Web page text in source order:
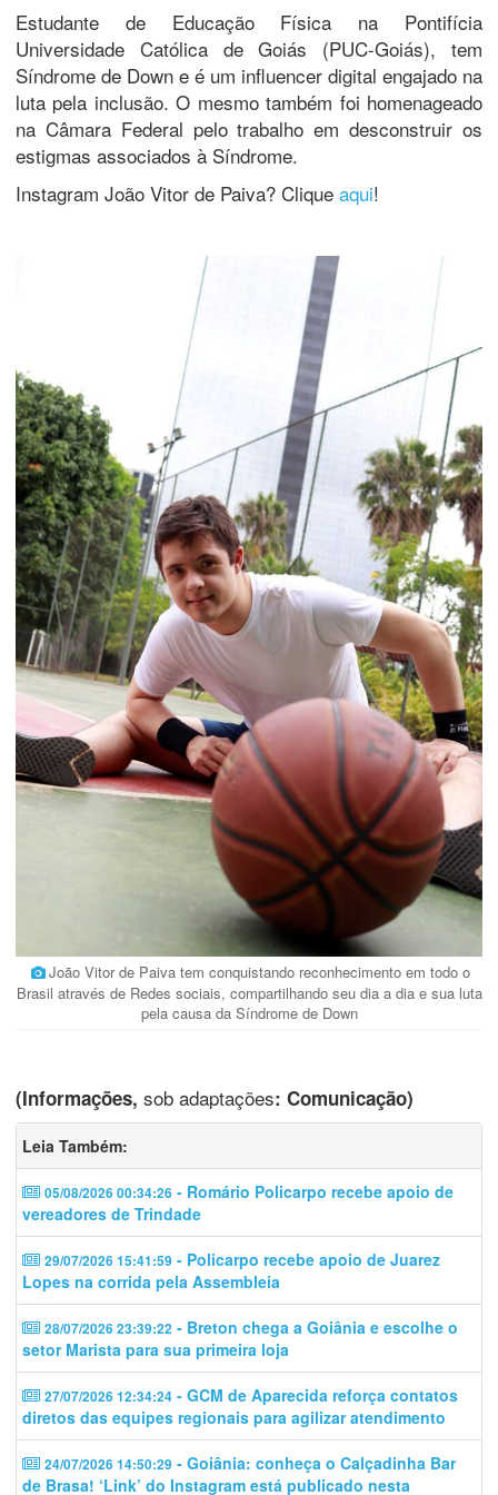
Estudante de Educação Física na Pontifícia
Universidade Católica de Goiás (PUC-Goiás), tem
Síndrome de Down e é um influencer digital engajado na
luta pela inclusão. O mesmo também foi homenageado
na Câmara Federal pelo trabalho em desconstruir os
estigmas associados à Síndrome.
Instagram João Vitor de Paiva? Clique aqui!
João Vitor de Paiva tem conquistando reconhecimento em todo o
Brasil através de Redes sociais, compartilhando seu dia a dia e sua luta
pela causa da Síndrome de Down
(Informações, sob adaptações: Comunicação)
Leia Também:
05/08/2026 00:34:26 - Romário Policarpo recebe apoio de
vereadores de Trindade
29/07/2026 15:41:59 - Policarpo recebe apoio de Juarez
Lopes na corrida pela Assembleia
28/07/2026 23:39:22 - Breton chega a Goiânia e escolhe o
setor Marista para sua primeira loja
27/07/2026 12:34:24 - GCM de Aparecida reforça contatos
diretos das equipes regionais para agilizar atendimento
24/07/2026 14:50:29 - Goiânia: conheça o Calçadinha Bar
de Brasa! ‘Link’ do Instagram está publicado nesta